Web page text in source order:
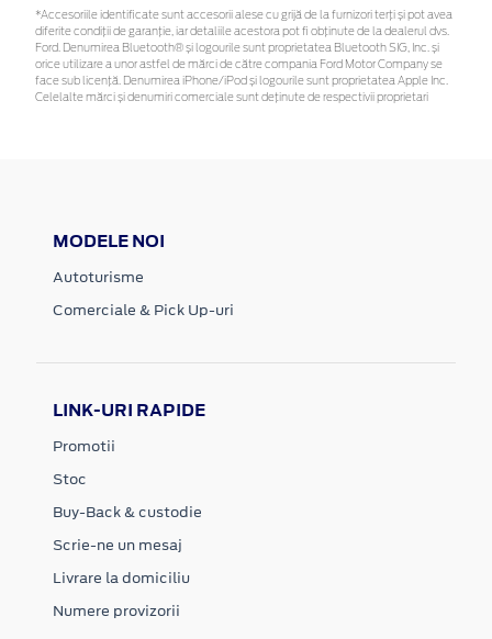
*Accesoriile identificate sunt accesorii alese cu grijă de la furnizori terți și pot avea
diferite condiții de garanție, iar detaliile acestora pot fi obținute de la dealerul dvs.
Ford. Denumirea Bluetooth® și logourile sunt proprietatea Bluetooth SIG, Inc. și
orice utilizare a unor astfel de mărci de către compania Ford Motor Company se
face sub licență. Denumirea iPhone/iPod și logourile sunt proprietatea Apple Inc.
Celelalte mărci și denumiri comerciale sunt deținute de respectivii proprietari
MODELE NOI
Autoturisme
Comerciale & Pick Up-uri
LINK-URI RAPIDE
Promotii
Stoc
Buy-Back & custodie
Scrie-ne un mesaj
Livrare la domiciliu
Numere provizorii